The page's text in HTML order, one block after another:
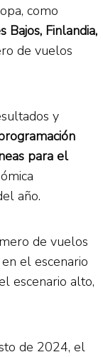
como
Bajos, Finlandia,
de vuelos
y
para el
año.
de vuelos
en el escenario
escenario alto,
de 2024, el